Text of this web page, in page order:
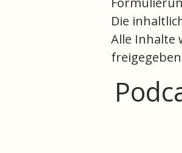
Die
Alle Inhalte